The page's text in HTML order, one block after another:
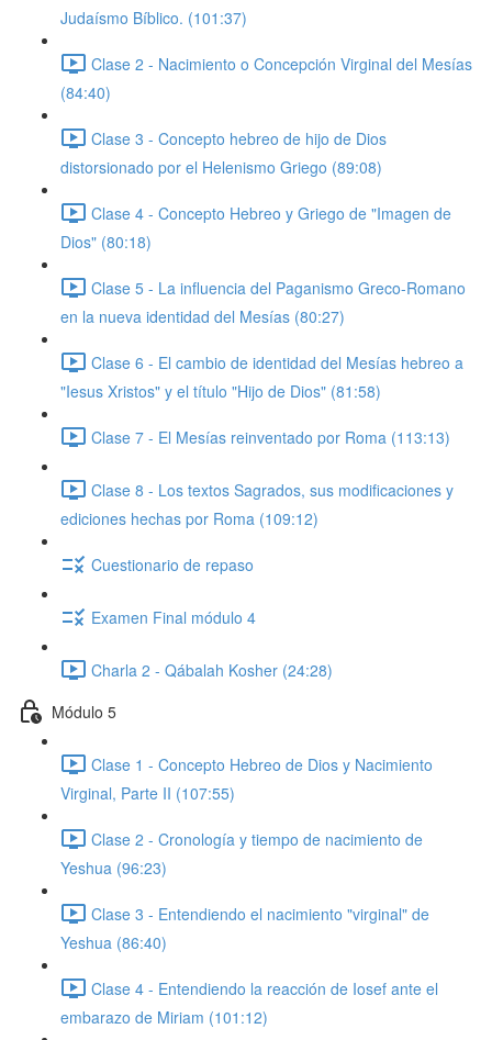
Judaísmo Bíblico. (101:37)
Clase 2 - Nacimiento o Concepción Virginal del Mesías
(84:40)
Clase 3 - Concepto hebreo de hijo de Dios
distorsionado por el Helenismo Griego (89:08)
Clase 4 - Concepto Hebreo y Griego de "Imagen de
Dios" (80:18)
Clase 5 - La influencia del Paganismo Greco-Romano
en la nueva identidad del Mesías (80:27)
Clase 6 - El cambio de identidad del Mesías hebreo a
"Iesus Xristos" y el título "Hijo de Dios" (81:58)
Clase 7 - El Mesías reinventado por Roma (113:13)
Clase 8 - Los textos Sagrados, sus modificaciones y
ediciones hechas por Roma (109:12)
Cuestionario de repaso
Examen Final módulo 4
Charla 2 - Qábalah Kosher (24:28)
Módulo 5
Clase 1 - Concepto Hebreo de Dios y Nacimiento
Virginal, Parte II (107:55)
Clase 2 - Cronología y tiempo de nacimiento de
Yeshua (96:23)
Clase 3 - Entendiendo el nacimiento "virginal" de
Yeshua (86:40)
Clase 4 - Entendiendo la reacción de Iosef ante el
embarazo de Miriam (101:12)